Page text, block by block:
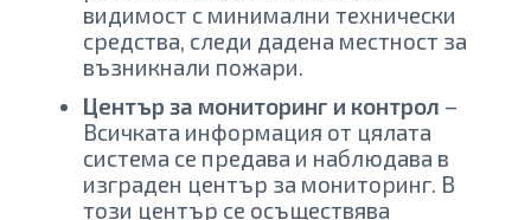
видимост с минимални технически
средства, следи дадена местност за
възникнали пожари.
Център за мониторинг и контрол –
Всичката информация от цялата
система се предава и наблюдава в
изграден център за мониторинг. В
този център се осъществява